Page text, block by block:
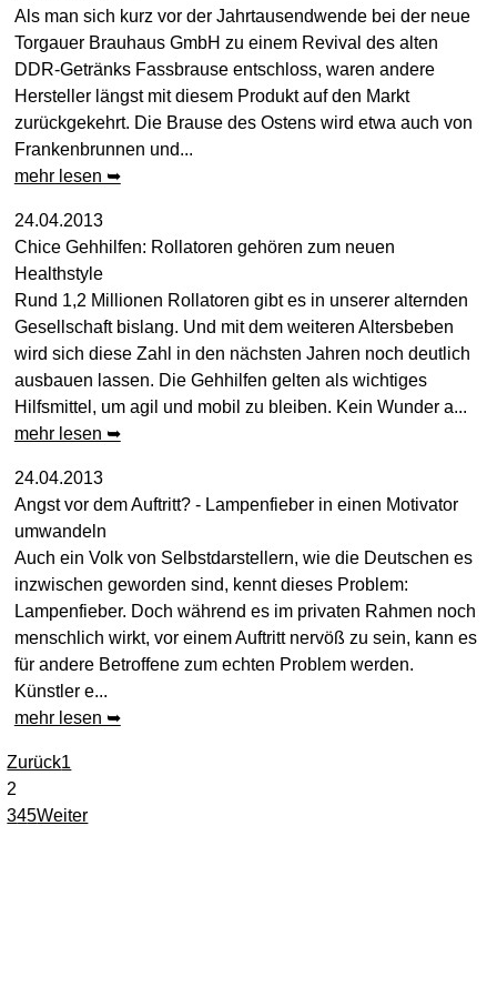
Als man sich kurz vor der Jahrtausendwende bei der neue
Torgauer Brauhaus GmbH zu einem Revival des alten
DDR-Getränks Fassbrause entschloss, waren andere
Hersteller längst mit diesem Produkt auf den Markt
zurückgekehrt. Die Brause des Ostens wird etwa auch von
Frankenbrunnen und...
mehr lesen ➥
24.04.2013
Chice Gehhilfen: Rollatoren gehören zum neuen
Healthstyle
Rund 1,2 Millionen Rollatoren gibt es in unserer alternden
Gesellschaft bislang. Und mit dem weiteren Altersbeben
wird sich diese Zahl in den nächsten Jahren noch deutlich
ausbauen lassen. Die Gehhilfen gelten als wichtiges
Hilfsmittel, um agil und mobil zu bleiben. Kein Wunder a...
mehr lesen ➥
24.04.2013
Angst vor dem Auftritt? - Lampenfieber in einen Motivator
umwandeln
Auch ein Volk von Selbstdarstellern, wie die Deutschen es
inzwischen geworden sind, kennt dieses Problem:
Lampenfieber. Doch während es im privaten Rahmen noch
menschlich wirkt, vor einem Auftritt nervöß zu sein, kann es
für andere Betroffene zum echten Problem werden.
Künstler e...
mehr lesen ➥
Zurück1
2
345Weiter